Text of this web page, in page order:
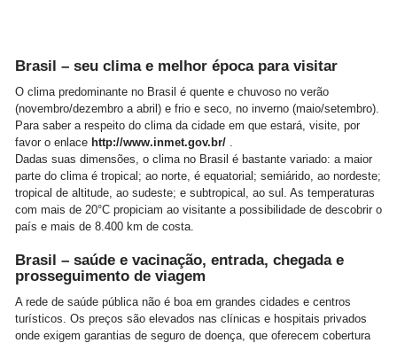
Brasil – seu clima e melhor época para visitar
O clima predominante no Brasil é quente e chuvoso no verão
(novembro/dezembro a abril) e frio e seco, no inverno (maio/setembro).
Para saber a respeito do clima da cidade em que estará, visite, por
favor o enlace http://www.inmet.gov.br/
Dadas suas dimensões, o clima no Brasil é bastante variado: a maior
parte do clima é tropical; ao norte, é equatorial; semiárido, ao nordeste;
tropical de altitude, ao sudeste; e subtropical, ao sul. As temperaturas
com mais de 20°C propiciam ao visitante a possibilidade de descobrir o
país e mais de 8.400 km de costa.
Brasil – saúde e vacinação, entrada, chegada e
prosseguimento de viagem
A rede de saúde pública não é boa em grandes cidades e centros
turísticos. Os preços são elevados nas clínicas e hospitais privados
onde exigem garantias de seguro de doença, que oferecem cobertura